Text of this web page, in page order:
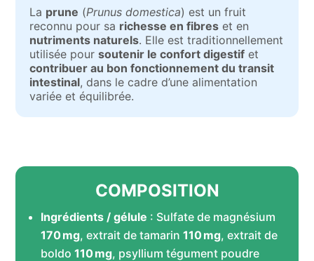
La prune (Prunus domestica) est un fruit
reconnu pour sa richesse en fibres et en
nutriments naturels. Elle est traditionnellement
utilisée poursoutenir le confort digestif et
contribuer au bon fonctionnement du transit
intestinal, dans le cadre d’une alimentation
variée et équilibrée.
COMPOSITION
Ingrédients / gélule : Sulfate de magnésium
170 mg, extrait de tamarin110 mg, extrait de
boldo110 mg, psyllium tégument poudre